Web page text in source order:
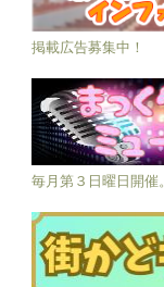
掲載広告募集中！
毎月第３日曜日開催。